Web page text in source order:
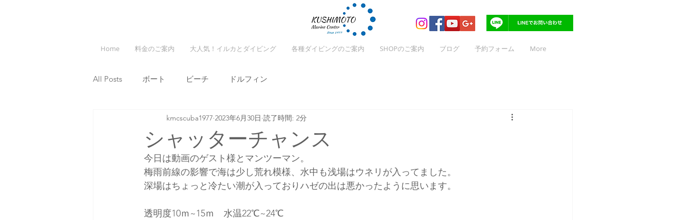
Home 料金のご案内 大人気！イルカとダイビング 各種ダイビングのご案内 SHOPのご案内 ブログ 予約フォーム More
All Posts ボート ビーチ ドルフィン
シャッターチャンス
kmcscuba1977 2023年6月30日 読了時間: 2分
今日は動画のゲスト様とマンツーマン。
梅雨前線の影響で海は少し荒れ模様、水中も浅場はウネリが入ってました。
深場はちょっと冷たい潮が入っておりハゼの出は悪かったように思います。
透明度10ｍ~15ｍ　水温22℃~24℃